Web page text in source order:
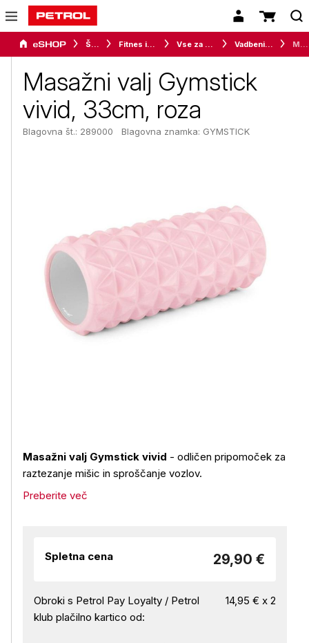
Šport Fitnes in vadba Vse za vadbo Vadbeni pripomočki
Masažni valj Gymstick
vivid, 33cm, roza
Blagovna št.: 289000 Blagovna znamka: GYMSTICK
Masažni valj Gymstick vivid - odličen pripomoček za
raztezanje mišic in sproščanje vozlov.
Preberite več
Spletna cena 29,90 €
Obroki s Petrol Pay Loyalty / Petrol
klub plačilno kartico od:
14,95 € x 2